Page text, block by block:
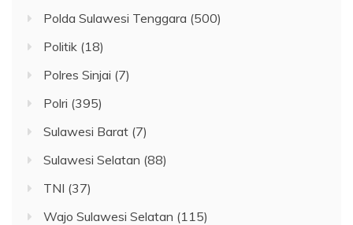
Polda Sulawesi Tenggara (500)
Politik (18)
Polres Sinjai (7)
Polri (395)
Sulawesi Barat (7)
Sulawesi Selatan (88)
TNI (37)
Wajo Sulawesi Selatan (115)